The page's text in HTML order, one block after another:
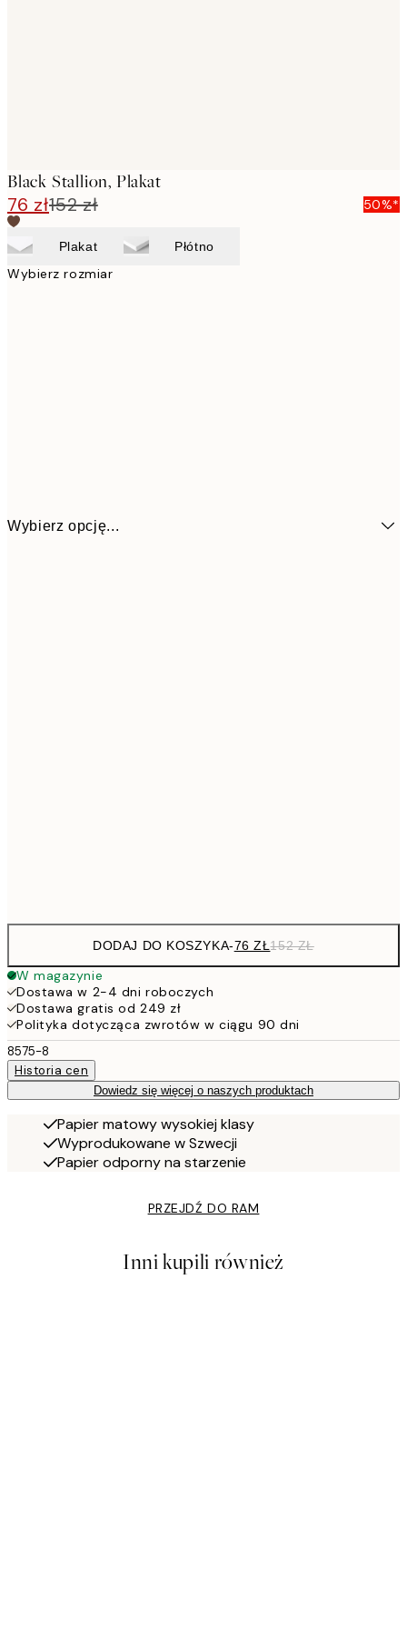
Black Stallion, Plakat
76 zł152 zł 50%*
Plakat Płótno
Wybierz rozmiar
Wybierz opcję...
DODAJ DO KOSZYKA-76 ZŁ152 ZŁ
W magazynie
Dostawa w 2-4 dni roboczych
Dostawa gratis od 249 zł
Polityka dotycząca zwrotów w ciągu 90 dni
8575-8
Historia cen
Dowiedz się więcej o naszych produktach
Papier matowy wysokiej klasy
Wyprodukowane w Szwecji
Papier odporny na starzenie
PRZEJDŹ DO RAM
Inni kupili również